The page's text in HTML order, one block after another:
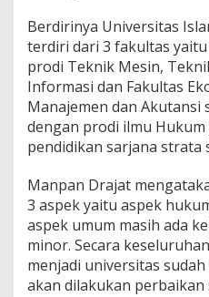
Berdirinya Universitas
terdiri dari 3 fakultas
prodi Teknik Mesin,
Informasi dan Fakultas
Manajemen dan Akutansi
dengan prodi ilmu
pendidikan sarjana strata
Manpan Drajat
3 aspek yaitu aspek
aspek umum masih ada
minor. Secara
menjadi universitas
akan dilakukan perbaikan